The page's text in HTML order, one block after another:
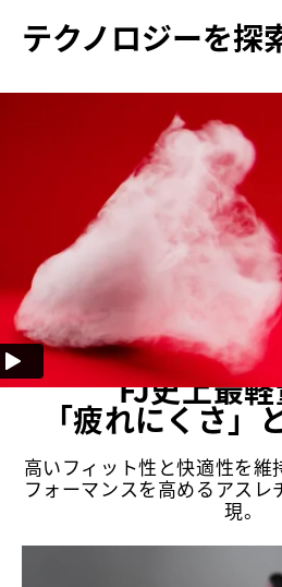
安定性
テクノロジーを探
FJ史上最
「疲れにくさ」
高いフィット性と快適性を
フォーマンスを高めるアス
現。